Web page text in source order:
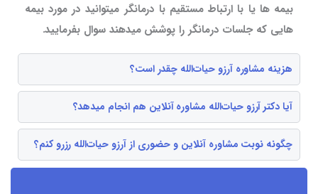
بیمه ها یا با ارتباط مستقیم با درمانگر میتوانید در مورد بیمه
هایی که جلسات درمانگر را پوشش میدهند سوال بفرمایید.
هزینه مشاوره آرزو حیات‌الله چقدر است؟
آیا دکتر آرزو حیات‌الله مشاوره آنلاین هم انجام میدهد؟
چگونه نوبت مشاوره آنلاین و حضوری از آرزو حیات‌الله رزرو کنم؟